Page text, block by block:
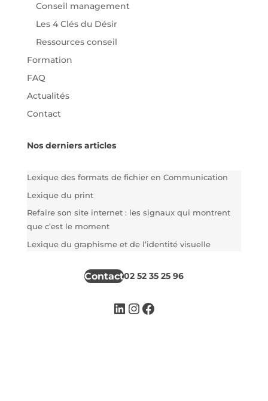
Conseil management
Les 4 Clés du Désir
Ressources conseil
Formation
FAQ
Actualités
Contact
Nos derniers articles
Lexique des formats de fichier en Communication
Lexique du print
Refaire son site internet : les signaux qui montrent
que c’est le moment
Lexique du graphisme et de l’identité visuelle
Contact02 52 35 25 96
LinkedIn
Instagram
Facebook